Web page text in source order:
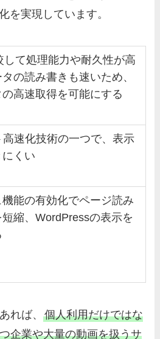
を実現しています。
して処理能力や耐久性が高
の読み書きも速いため、
高速取得を可能にする
速化技術の一つで、表示
くい
能の有効化でページ読み
縮、WordPressの表示を
れば、個人利用だけではな
企業や大量の動画を扱うサ